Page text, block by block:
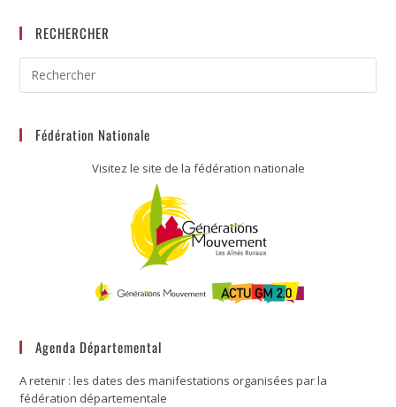
RECHERCHER
Fédération Nationale
Visitez le site de la fédération nationale
Agenda Départemental
A retenir : les dates des manifestations organisées par la
fédération départementale